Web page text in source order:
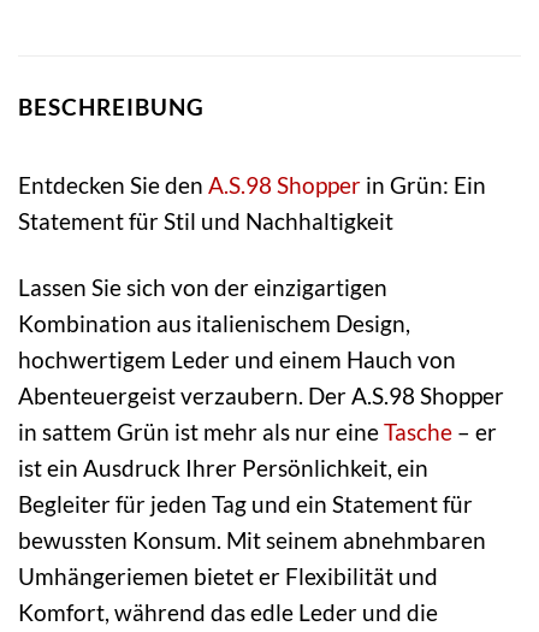
BESCHREIBUNG
Entdecken Sie den A.S.98 Shopper in Grün: Ein
Statement für Stil und Nachhaltigkeit
Lassen Sie sich von der einzigartigen
Kombination aus italienischem Design,
hochwertigem Leder und einem Hauch von
Abenteuergeist verzaubern. Der A.S.98 Shopper
in sattem Grün ist mehr als nur eineTasche – er
ist ein Ausdruck Ihrer Persönlichkeit, ein
Begleiter für jeden Tag und ein Statement für
bewussten Konsum. Mit seinem abnehmbaren
Umhängeriemen bietet er Flexibilität und
Komfort, während das edle Leder und die